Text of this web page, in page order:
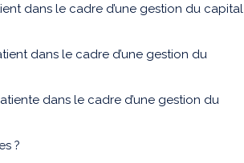
dans le cadre d’une gestion du capital
dans le cadre d’une gestion du
dans le cadre d’une gestion du
?